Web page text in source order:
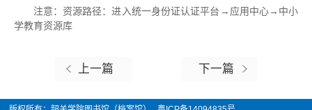
注意：资源路径：进入统一身份证认证平台→应用中心→中小
学教育资源库
上一篇 下一篇